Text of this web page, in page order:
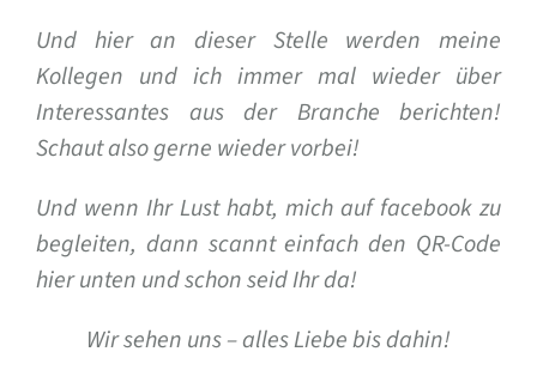
Und hier an dieser Stelle werden meine
Kollegen und ich immer mal wieder über
Interessantes aus der Branche berichten!
Schaut also gerne wieder vorbei!
Und wenn Ihr Lust habt, mich auf facebook zu
begleiten, dann scannt einfach den QR-Code
hier unten und schon seid Ihr da!
Wir sehen uns – alles Liebe bis dahin!